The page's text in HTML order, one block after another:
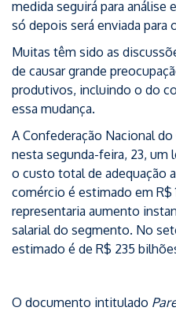
medida seguirá para análise
só depois será enviada para
Muitas têm sido as
de causar grande
produtivos, incluindo o do
essa mudança.
A Confederação Nacional
nesta segunda-feira, 23, um
o custo total de adequação
comércio é estimado em R$
representaria aumento
salarial do segmento. No
estimado é de R$ 235
O documento intitulado